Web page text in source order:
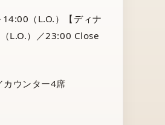
（L.O.）【ディナ
L.O.）／23:00 Close
ウンター4席